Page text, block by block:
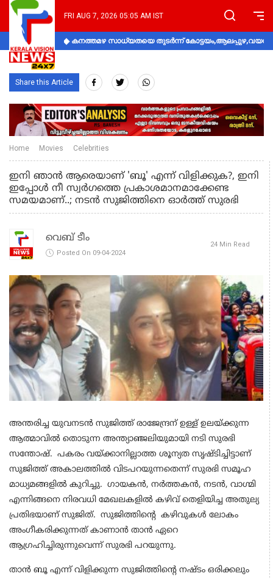
FRI AUG 7, 2026 05:05 AM IST
കനത്തമഴ സാധ്യതയെ തുടർന്ന്
Share this Article
Home Movies Celebrities
ഇനി ഞാൻ ആരെയാണ് 'ബൂ' എന്ന് വിളിക്കുക?, ഇനി
ഇപ്പോൾ നീ സ്വർഗത്തെ പ്രകാശമാനമാക്കേണ്ട
സമയമാണ്..; നടൻ സുജിത്തിനെ ഓർത്ത് സുരഭി
വെബ് ടീം
Posted On 09-04-2024
24 Min Read
അന്തരിച്ച യുവനടൻ സുജിത്ത് രാജേന്ദ്രന് ഉള്ള് ഉലയ്ക്കുന്ന
ആത്മാവിൽ തൊടുന്ന അന്ത്യാഞ്ജലിയുമായി നടി സുരഭി
സന്തോഷ്. പകരം വയ്ക്കാനില്ലാത്ത ശൂന്യത സൃഷ്ടിച്ചിട്ടാണ്
സുജിത്ത് അകാലത്തിൽ വിടപറയുന്നതെന്ന് സുരഭി സമൂഹ
മാധ്യമങ്ങളിൽ കുറിച്ചു. ഗായകൻ, നർത്തകൻ, നടൻ, വാഗ്മി
എന്നിങ്ങനെ നിരവധി മേഖലകളിൽ കഴിവ് തെളിയിച്ച അതുല്യ
പ്രതിഭയാണ് സുജിത്. സുജിത്തിന്റെ കഴിവുകൾ ലോകം
അംഗീകരിക്കുന്നത് കാണാൻ താൻ ഏറെ
ആഗ്രഹിച്ചിരുന്നുവെന്ന് സുരഭി പറയുന്നു.
താൻ ബൂ എന്ന് വിളിക്കുന്ന സുജിത്തിന്റെ നഷ്ടം ഒരിക്കലും